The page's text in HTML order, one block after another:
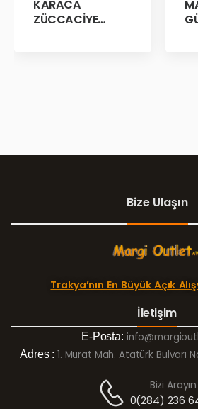
KARACA
ZÜCCACİYE
Bize Ulaşın
Trakya’nın En Büyük Açık
İletişim
E-Posta:
Adres : 1. Murat Mah. Atatürk Bulvarı
Bizi Arayın
0(284) 236